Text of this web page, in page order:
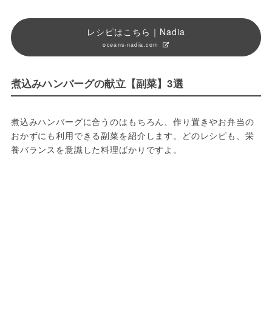
レシピはこちら｜Nadia
oceans-nadia.com
煮込みハンバーグの献立【副菜】3選
煮込みハンバーグに合うのはもちろん、作り置きやお弁当の
おかずにも利用できる副菜を紹介します。どのレシピも、栄
養バランスを意識した料理ばかりですよ。